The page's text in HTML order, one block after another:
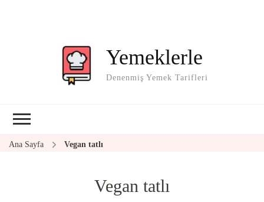
Yemeklerle
Denenmiş Yemek Tarifleri
Ana Sayfa Vegan tatlı
Vegan tatlı